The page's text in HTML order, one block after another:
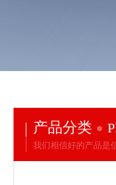
产品分类
我们相信好的产品是